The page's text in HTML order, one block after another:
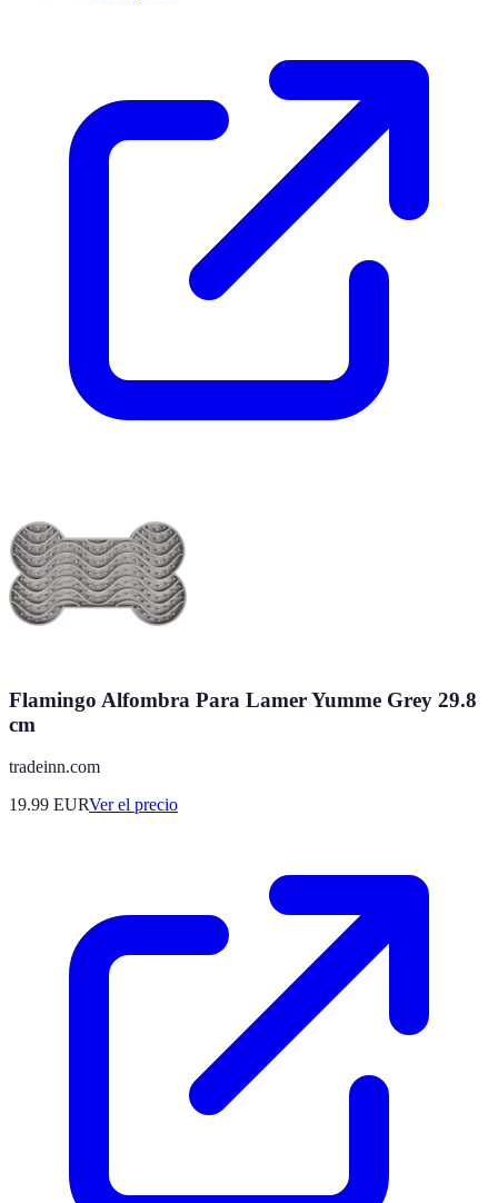
Flamingo Alfombra Para Lamer Yumme Grey 29.8
cm
tradeinn.com
19.99 EURVer el precio